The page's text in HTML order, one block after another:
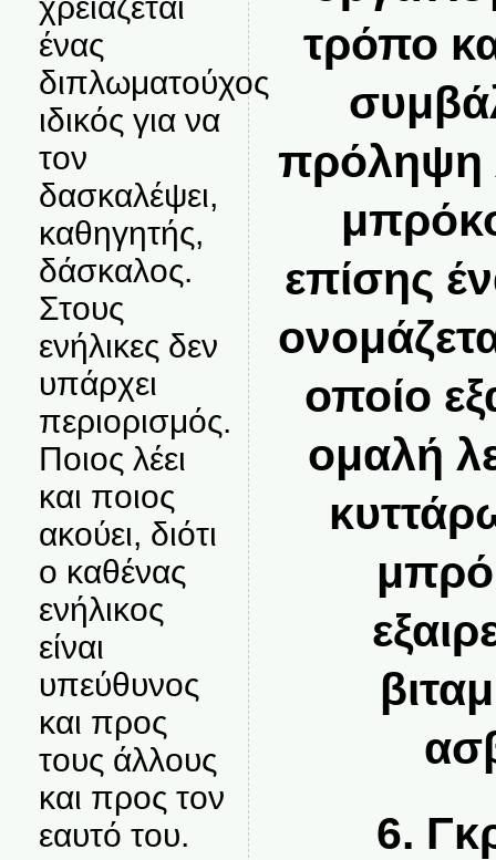
ένας
διπλωματούχος
ιδικός για να
τον
δασκαλέψει,
καθηγητής,
δάσκαλος.
Στους
ενήλικες δεν
υπάρχει
περιορισμός.
Ποιος λέει
και ποιος
ακούει, διότι
ο καθένας
ενήλικος
είναι
υπεύθυνος
και προς
τους άλλους
και προς τον
εαυτό του.
τρόπο
πρόληψη
επίσης
οποίο
ομαλή
6.